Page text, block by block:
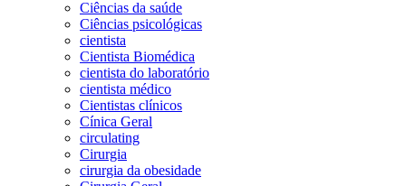
Ciências da saúde
Ciências psicológicas
cientista
Cientista Biomédica
cientista do laboratório
cientista médico
Cientistas clínicos
Cínica Geral
circulating
Cirurgia
cirurgia da obesidade